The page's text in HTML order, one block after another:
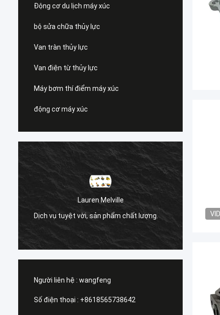
Động cơ du lịch máy xúc
bộ sửa chữa thủy lực
Van tràn thủy lực
Van điện từ thủy lực
Máy bơm thí điểm máy xúc
động cơ máy xúc
Lauren Melville
Dịch vụ tuyệt vời, sản phẩm chất lượng.
Dịch
tra.
Người liên hệ : wangfeng
Số điện thoại : +8618565738642